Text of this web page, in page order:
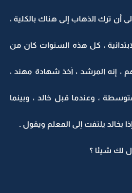
أن ترك الذهاب إلى هناك بالكلية ،
، كل هذه السنوات كان من
، إنه المرشد ، أخذ شهادة مهند ،
، وعندما قبل خالد ، وبينما
بخالد يلتفت إلى المعلم ويقول .
لك شيئا ؟